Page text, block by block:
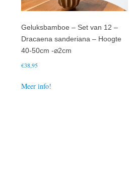
Geluksbamboe – Set van 12 –
Dracaena sanderiana – Hoogte
40-50cm -⌀2cm
€38,95
Meer info!